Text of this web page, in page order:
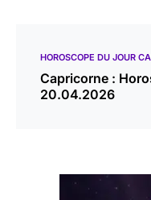
HOROSCOPE DU JOUR
Capricorne :
20.04.2026